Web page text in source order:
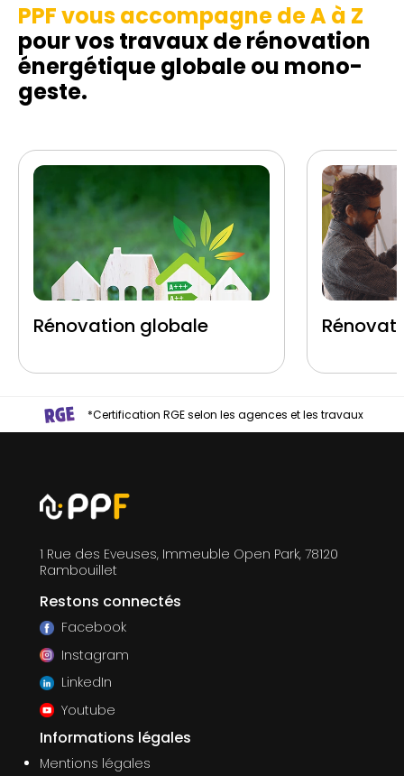
PPF vous accompagne de A à Z
pour vos travaux de rénovation
énergétique globale ou mono-
geste.
Rénovation globale
*Certification RGE selon les agences et les travaux
1 Rue des Eveuses, Immeuble Open Park, 78120
Rambouillet
Restons connectés
Facebook
Instagram
LinkedIn
Youtube
Informations légales
Mentions légales